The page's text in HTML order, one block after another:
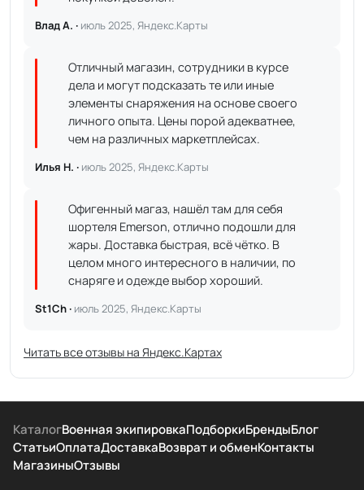
Влад А. · июль 2025, Яндекс.Карты
Отличный магазин, сотрудники в курсе
дела и могут подсказать те или иные
элементы снаряжения на основе своего
личного опыта. Цены порой адекватнее,
чем на различных маркетплейсах.
Илья Н. · июль 2025, Яндекс.Карты
Офигенный магаз, нашёл там для себя
шортеля Emerson, отлично подошли для
жары. Доставка быстрая, всё чётко. В
целом много интересного в наличии, по
снаряге и одежде выбор хороший.
St1Ch · июль 2025, Яндекс.Карты
Читать все отзывы на Яндекс.Картах
КаталогВоенная экипировкаПодборкиБрендыБлог
СтатьиОплатаДоставкаВозврат и обменКонтакты
МагазиныОтзывы